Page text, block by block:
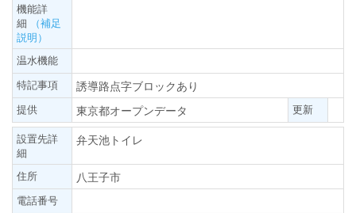
機能詳
細
（補足
説明）
温水機能
特記事項
誘導路点字ブロックあり
提供 東京都オープンデータ
更新
設置先詳
細
弁天池トイレ
住所 八王子市
電話番号